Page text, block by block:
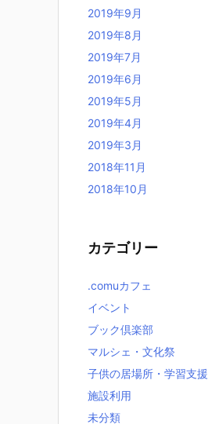
2019年9月
2019年8月
2019年7月
2019年6月
2019年5月
2019年4月
2019年3月
2018年11月
2018年10月
カテゴリー
.comuカフェ
イベント
ブック倶楽部
マルシェ・文化祭
子供の居場所・学習支援
施設利用
未分類